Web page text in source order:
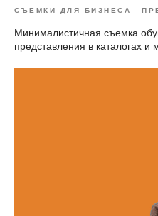
СЪЕМКИ ДЛЯ БИЗНЕСА
Минималистичная съемка
представления в каталогах и